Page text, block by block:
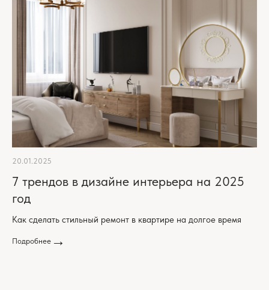
20.01.2025
7 трендов в дизайне интерьера на 2025
год
Как сделать стильный ремонт в квартире на долгое время
Подробнее